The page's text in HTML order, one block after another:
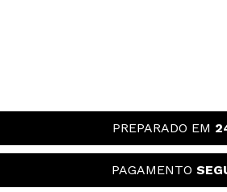
PREPARADO EM
PAGAMENTO